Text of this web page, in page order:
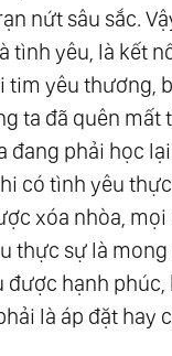
Yêu Thương
Thiên Đường Tại
Hành Lòng
Đường Tại
Ta Là Một,
nứt sâu sắc.
tình yêu, là kết
tim yêu thương,
ta đã quên
đang phải học
có tình yêu
xóa nhòa,
thực sự là
hạnh phúc,
là áp đặt hay